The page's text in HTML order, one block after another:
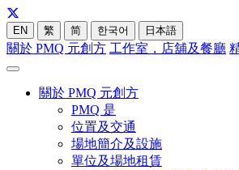
EN 繁 简 한국어 日本語
關於 PMQ 元創方 工作室，店舖及餐廳
關於 PMQ 元創方
PMQ 是
位置及交通
場地簡介及設施
單位及場地租賃